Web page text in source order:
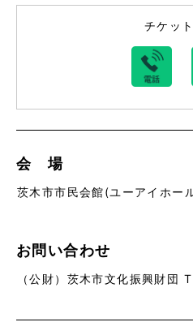
チケッ
会 場
茨木市市民会館(ユーアイホー
お問い合わせ
（公財）茨木市文化振興財